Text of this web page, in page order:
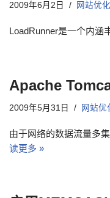
2009年6月2日 网站优化
LoadRunner是一个内
Apache
2009年5月31日 网站优
由于网络的数据流量多
读更多 »